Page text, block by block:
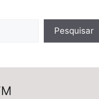
Pesquisar